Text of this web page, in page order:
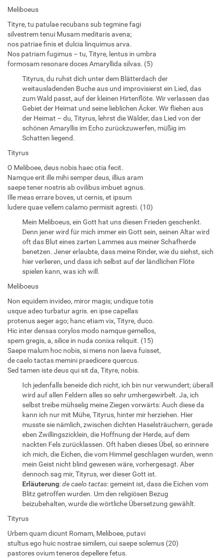
Meliboeus
Tityre, tu patulae recubans sub tegmine fagi
silvestrem tenui Musam meditaris avena;
nos patriae finis et dulcia linquimus arva.
Nos patriam fugimus – tu, Tityre, lentus in umbra
formosam resonare doces Amaryllida silvas. (5)
Tityrus, du ruhst dich unter dem Blätterdach der
weitausladenden Buche aus und improvisierst ein Lied, das
zum Wald passt, auf der kleinen Hirtenflöte. Wir verlassen das
Gebiet der Heimat und seine lieblichen Äcker. Wir fliehen aus
der Heimat – du, Tityrus, lehrst die Wälder, das Lied von der
schönen Amaryllis im Echo zurückzuwerfen, müßig im
Schatten liegend.
Tityrus
O Meliboee, deus nobis haec otia fecit.
Namque erit ille mihi semper deus, illius aram
saepe tener nostris ab ovilibus imbuet agnus.
Ille meas errare boves, ut cernis, et ipsum
ludere quae vellem calamo permisit agresti. (10)
Mein Meliboeus, ein Gott hat uns diesen Frieden geschenkt.
Denn jener wird für mich immer ein Gott sein, seinen Altar wird
oft das Blut eines zarten Lammes aus meiner Schafherde
benetzen. Jener erlaubte, dass meine Rinder, wie du siehst, sich
hier verlieren, und dass ich selbst auf der ländlichen Flöte
spielen kann, was ich will.
Meliboeus
Non equidem invideo, miror magis; undique totis
usque adeo turbatur agris. en ipse capellas
protenus aeger ago; hanc etiam vix, Tityre, duco.
Hic inter densas corylos modo namque gemellos,
spem gregis, a, silice in nuda conixa reliquit. (15)
Saepe malum hoc nobis, si mens non laeva fuisset,
de caelo tactas memini praedicere quercus.
Sed tamen iste deus qui sit da, Tityre, nobis.
Ich jedenfalls beneide dich nicht, ich bin nur verwundert; überall
wird auf allen Feldern alles so sehr umhergewirbelt. Ja, ich
selbst treibe mühselig meine Ziegen vorwärts: Auch diese da
kann ich nur mit Mühe, Tityrus, hinter mir herziehen. Hier
musste sie nämlich, zwischen dichten Haselsträuchern, gerade
eben Zwillingszicklein, die Hoffnung der Herde, auf dem
nackten Fels zurücklassen. Oft haben dieses Übel, so erinnere
ich mich, die Eichen, die vom Himmel geschlagen wurden, wenn
mein Geist nicht blind gewesen wäre, vorhergesagt. Aber
dennoch sag mir, Tityrus, wer dieser Gott ist.
Erläuterung:de caelo tactas: gemeint ist, dass die Eichen vom
Blitz getroffen wurden. Um den religiösen Bezug
beizubehalten, wurde die wörtliche Übersetzung gewählt.
Tityrus
Urbem quam dicunt Romam, Meliboee, putavi
stultus ego huic nostrae similem, cui saepe solemus (20)
pastores ovium teneros depellere fetus.